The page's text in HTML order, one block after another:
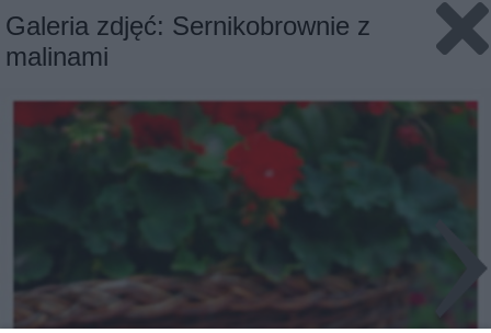
Galeria zdjęć: Sernikobrownie z
malinami